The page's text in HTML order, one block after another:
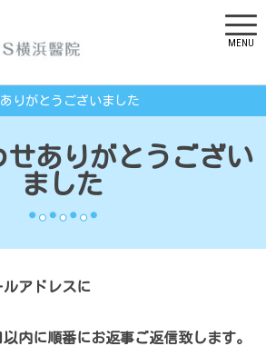
MENU
せありがとうござい
ました
りがとうございました
ルアドレスに
内に順番にお返事ご返信致します。